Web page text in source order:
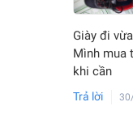
Giày đi
Mình mua
khi cần
Trả lời